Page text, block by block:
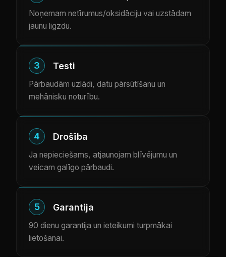
Noņemam netīrumus/oksidāciju vai uzstādam
jaunu ligzdu.
3 Testi
Pārbaudām uzlādi, datu pārsūtīšanu un
mehānisku noturību.
4 Drošība
Ja nepieciešams, atjaunojam blīvējumu un
veicam galīgo pārbaudi.
5 Garantija
90 dienu garantija un ieteikumi turpmākai
lietošanai.